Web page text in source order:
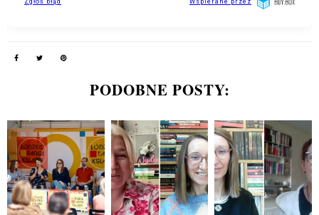
PODOBNE POSTY: